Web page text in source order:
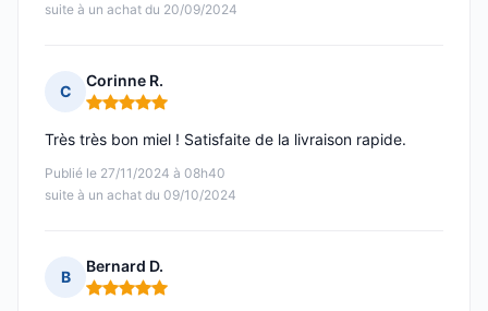
suite à un achat du 20/09/2024
C
Corinne R.
Note : 5 sur 5
Publié le 27/11/2024 à 08h40
suite à un achat du 09/10/2024
Très très bon miel ! Satisfaite de la livraison rapide.
B
Bernard D.
Note : 5 sur 5